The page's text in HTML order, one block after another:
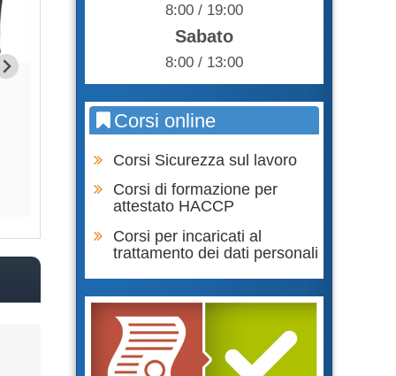
Formazione Lavoratori parte
GENERALE + SPECIFICA RISCHIO
BASSO
Acquista
Formazione
SPECIFICA
8:00 / 19:00
Sabato
8:00 / 13:00
Corsi online
Corsi Sicurezza sul lavoro
Corsi di formazione per
attestato HACCP
Corsi per incaricati al
trattamento dei dati personali